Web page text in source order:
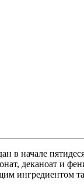
в начале
деканоат и
ингредиентом